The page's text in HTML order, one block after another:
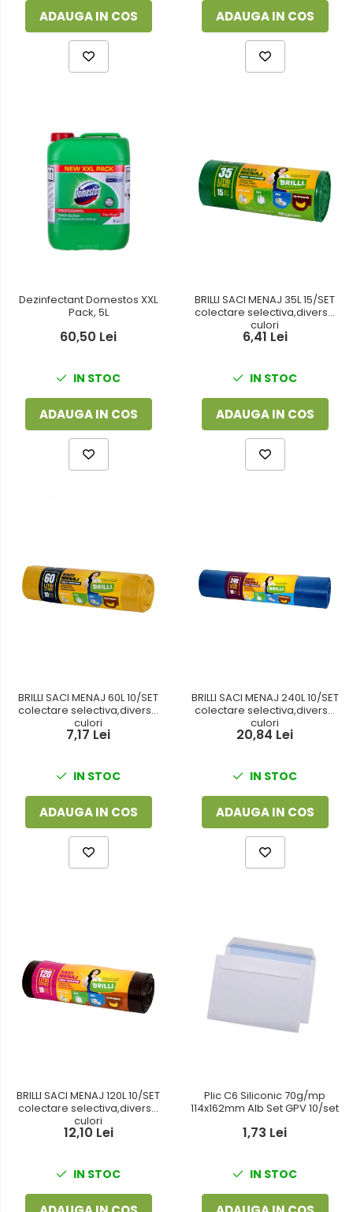
ADAUGA IN COS ADAUGA IN COS
Dezinfectant Domestos XXL
Pack, 5L
60,50 Lei
IN STOC
ADAUGA IN COS
BRILLI SACI MENAJ 35L 15/SET
colectare selectiva,diverse
culori
6,41 Lei
IN STOC
ADAUGA IN COS
BRILLI SACI MENAJ 60L 10/SET
colectare selectiva,diverse
culori
7,17 Lei
IN STOC
ADAUGA IN COS
BRILLI SACI MENAJ 240L 10/SET
colectare selectiva,diverse
culori
20,84 Lei
IN STOC
ADAUGA IN COS
BRILLI SACI MENAJ 120L 10/SET
colectare selectiva,diverse
culori
12,10 Lei
IN STOC
Plic C6 Siliconic 70g/mp
114x162mm Alb Set GPV 10/set
1,73 Lei
IN STOC